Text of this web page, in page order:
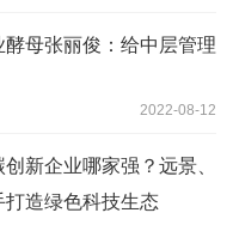
母张丽俊：给中层管理
2022-08-12
新企业哪家强？远景、
造绿色科技生态